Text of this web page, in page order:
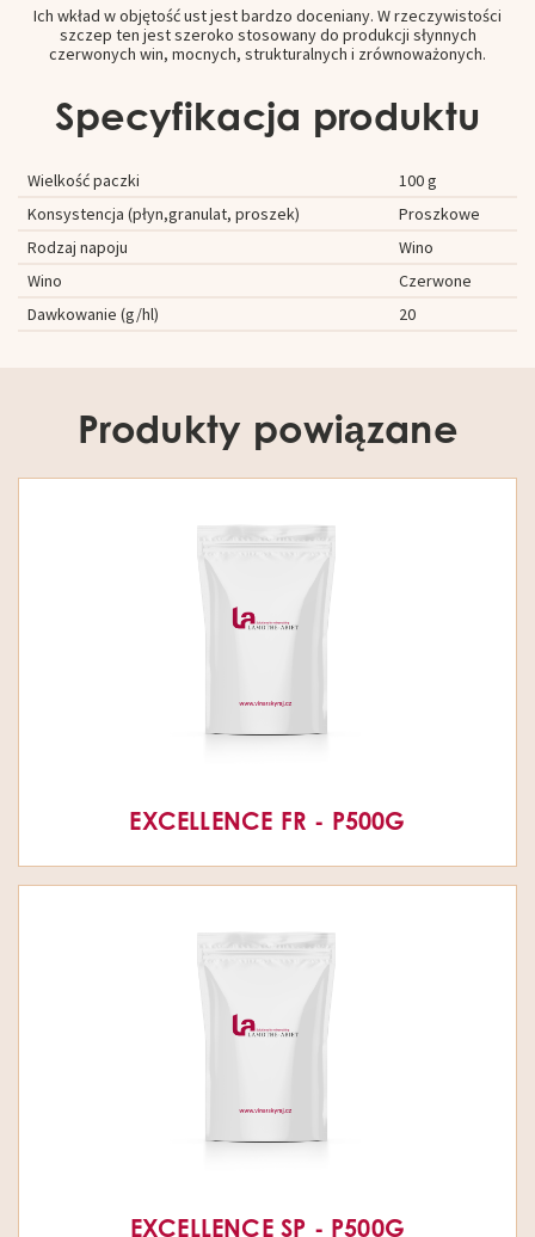
Ich wkład w objętość ust jest bardzo doceniany. W rzeczywistości
szczep ten jest szeroko stosowany do produkcji słynnych
czerwonych win, mocnych, strukturalnych i zrównoważonych.
Specyfikacja produktu
Wielkość paczki
100 g
Konsystencja (płyn,granulat, proszek)
Proszkowe
Rodzaj napoju
Wino
Wino
Czerwone
Dawkowanie (g/hl)
20
Produkty powiązane
EXCELLENCE FR - P500G
EXCELLENCE SP - P500G